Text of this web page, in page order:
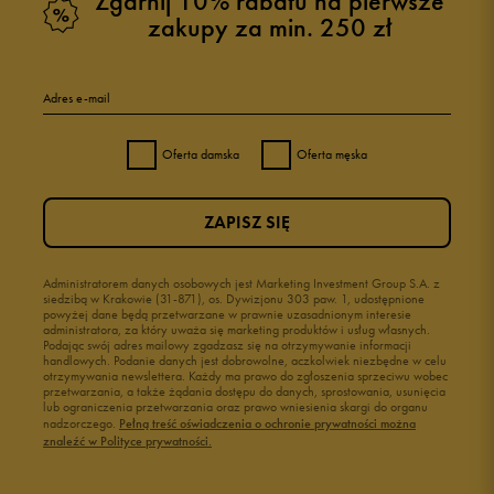
zakupy za min. 250 zł
Adres e-mail
Oferta damska Oferta męska
Administratorem danych osobowych jest Marketing Investment Group S.A. z
siedzibą w Krakowie (31-871), os. Dywizjonu 303 paw. 1, udostępnione
powyżej dane będą przetwarzane w prawnie uzasadnionym interesie
administratora, za który uważa się marketing produktów i usług własnych.
Podając swój adres mailowy zgadzasz się na otrzymywanie informacji
handlowych. Podanie danych jest dobrowolne, aczkolwiek niezbędne w celu
otrzymywania newslettera. Każdy ma prawo do zgłoszenia sprzeciwu wobec
przetwarzania, a także żądania dostępu do danych, sprostowania, usunięcia
lub ograniczenia przetwarzania oraz prawo wniesienia skargi do organu
nadzorczego. Pełną treść oświadczenia o ochronie prywatności można
znaleźć w Polityce prywatności.
ZAPISZ SIĘ